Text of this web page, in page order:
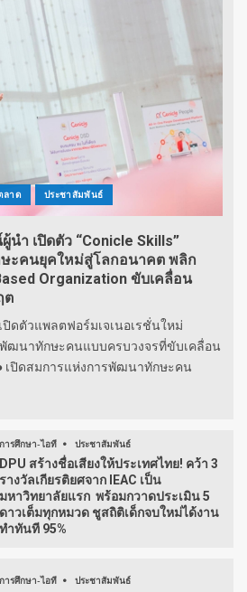
ลาด ประชาสัมพันธ์
นำ เปิดตัว “Conicle Skills”
ะคนยุคใหม่สู่โลกอนาคต พลิก
Organization ขับเคลื่อน
ต
ดตัวแพลตฟอร์มเจเนอเรชั่นใหม่
พัฒนาทักษะคนแบบครบวงจรที่ขับเคลื่อน
เปิดสมการแห่งการพัฒนาทักษะคน
การศึกษา-ไอที ประชาสัมพันธ์
DPU สร้างชื่อเสียงให้ประเทศไทย! คว้า 3
รางวัลเกียรติยศจาก IEAC เป็น
มหาวิทยาลัยแรก พร้อมกวาดประเมิน 5
ดาวเต็มทุกหมวด ชูสถิติเด็กจบใหม่ได้งาน
ทำทันที 95%
การศึกษา-ไอที ประชาสัมพันธ์